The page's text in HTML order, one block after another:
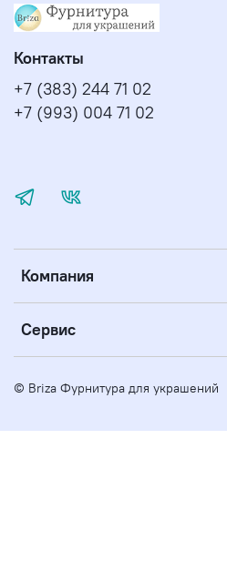
Компания
Сервис
Контакты
+7 (383) 244 71 02
+7 (993) 004 71 02
© Briza Фурнитура для украшений